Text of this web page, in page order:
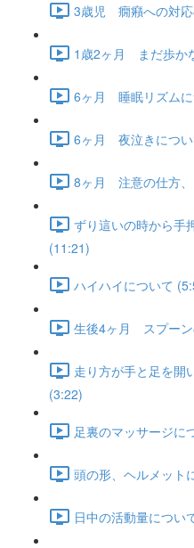
3歳児 癇癪への対
1歳2ヶ月 まだ歩か
6ヶ月 睡眠リズム
6ヶ月 夜泣きにつ
8ヶ月 注意の仕方
ずり這いの時から手
(11:21)
ハイハイについて
生後4ヶ月 スプー
走り方が手と足を開
(3:22)
足裏のマッサージに
頭の形、ヘルメット
日中の活動量につい